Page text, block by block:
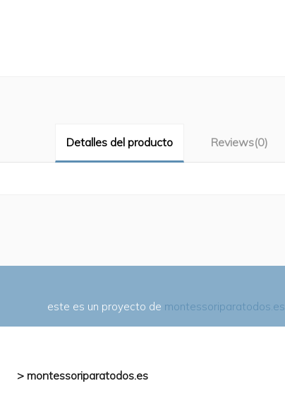
Detalles del producto Reviews(0)
este es un proyecto de montessoriparatodos.es
> montessoriparatodos.es